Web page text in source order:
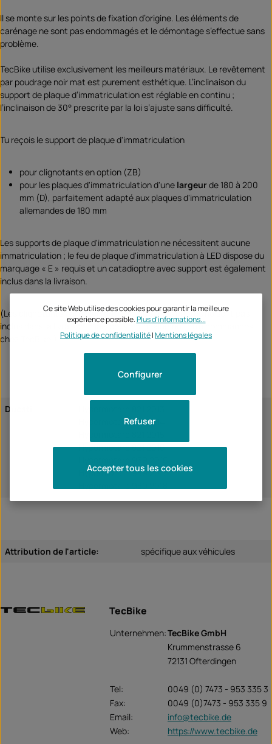
Il se monte sur les points de fixation d’origine. Les éléments de
carénage ne sont pas endommagés et le démontage s’effectue sans
problème.
TecBike utilise exclusivement les meilleurs matériaux. Le revêtement
par poudrage noir mat est purement esthétique. L’inclinaison du
support de plaque d’immatriculation est réglable en continu ;
l’inclinaison de 30° prescrite par la loi s’ajuste sans difficulté.
Tu reçois le support de plaque d'immatriculation
pour clignotants en option (ZB)
pour les plaques d'immatriculation d'une largeurde 180 à 200
mm (D), parfaitement adapté aux plaques d'immatriculation
allemandes de 180 mm
Les supports de plaque d'immatriculation ne nécessitent aucune
immatriculation ; le feu de plaque d'immatriculation à LED dispose du
marquage « E » requis et un catadioptre avec support est également
inclus dans la livraison.
(Les clignotants partiellement visibles sur les photos ne sont pas
inclus dans la livraison, mais peuvent également être commandés
chez TecBike.)
Ducati
Hypermotard 821 2014
Hypermotard 821 2016
Hypermotard 939 2017
Attribution de l'article: spécifique aux véhicules
TecBike
Unternehmen:TecBike GmbH
Krummenstrasse 6
72131 Ofterdingen
Tel:
0049 (0) 7473 - 953 335 3
Fax:
0049 (0)7473 - 953 335 9
Email:
info@tecbike.de
Web:
https://www.tecbike.de
Ce site Web utilise des cookies pour garantir la meilleure
expérience possible.Plus d'informations...
Politique de confidentialité|Mentions légales
Refuser
Configurer
Accepter tous les cookies